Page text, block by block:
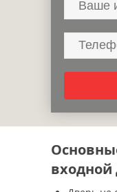
входной